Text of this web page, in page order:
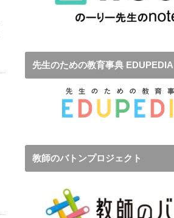
先生のための教育事典 EDUPEDIA
教師のバトンプロジェクト